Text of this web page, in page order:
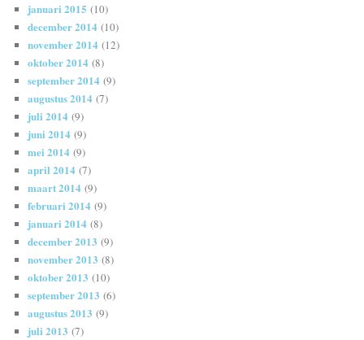
januari 2015 (10)
december 2014 (10)
november 2014 (12)
oktober 2014 (8)
september 2014 (9)
augustus 2014 (7)
juli 2014 (9)
juni 2014 (9)
mei 2014 (9)
april 2014 (7)
maart 2014 (9)
februari 2014 (9)
januari 2014 (8)
december 2013 (9)
november 2013 (8)
oktober 2013 (10)
september 2013 (6)
augustus 2013 (9)
juli 2013 (7)